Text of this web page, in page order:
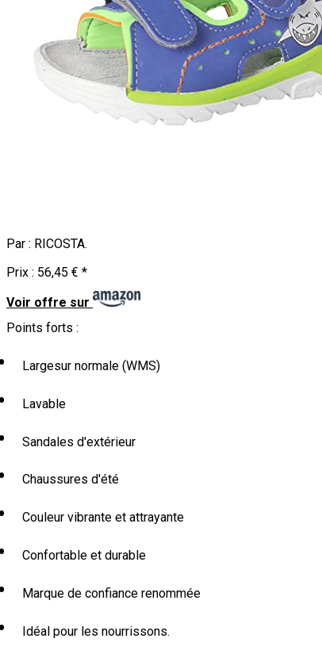
Par : RICOSTA.
Prix : 56,45 € *
Voir offre sur
Points forts :
Largesur normale (WMS)
Lavable
Sandales d'extérieur
Chaussures d'été
Couleur vibrante et attrayante
Confortable et durable
Marque de confiance renommée
Idéal pour les nourrissons.